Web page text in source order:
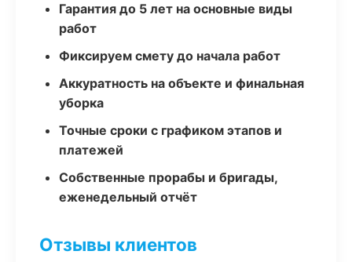
Гарантия до 5 лет на основные виды
работ
Фиксируем смету до начала работ
Аккуратность на объекте и финальная
уборка
Точные сроки с графиком этапов и
платежей
Собственные прорабы и бригады,
еженедельный отчёт
Отзывы клиентов